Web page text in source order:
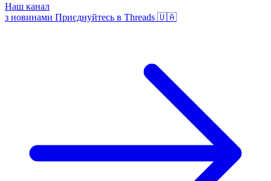
Наш канал
з новинами Приєднуйтесь в Threads 🇺🇦